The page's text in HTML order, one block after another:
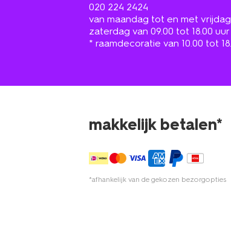
020 224 2424
van maandag tot en met
zaterdag van 09.00 tot 18.00 uur
* raamdecoratie van 10.00 tot
makkelijk betalen*
*afhankelijk van de gekozen bezorgopties